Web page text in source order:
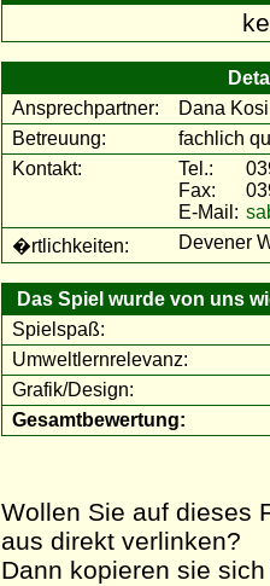
Ansprechpartner:
Dana
Betreuung:
fachlich
Kontakt:
Tel.:
Fax:
E-Mail:
�rtlichkeiten:
Devener
Das Spiel wurde von uns
Spielspaß:
Umweltlernrelevanz:
Grafik/Design:
Gesamtbewertung:
Wollen Sie auf dieses
aus direkt verlinken?
Dann kopieren sie